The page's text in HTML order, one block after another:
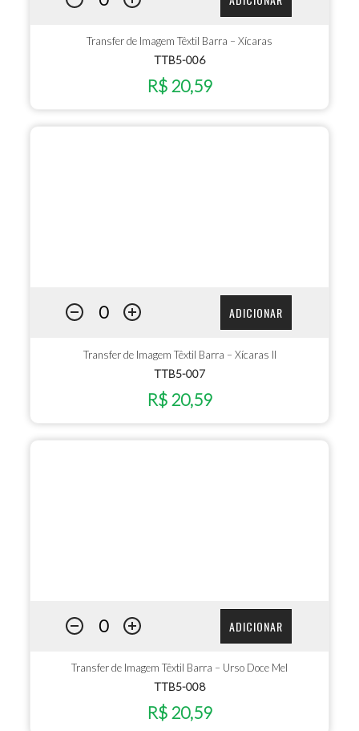
Transfer de Imagem Têxtil Barra – Xícaras
TTB5-006
R$ 20,59
ADICIONAR
Transfer de Imagem Têxtil Barra – Xícaras II
TTB5-007
R$ 20,59
ADICIONAR
Transfer de Imagem Têxtil Barra – Urso Doce Mel
TTB5-008
R$ 20,59